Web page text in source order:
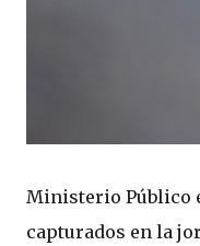
Ministerio Público
capturados en la